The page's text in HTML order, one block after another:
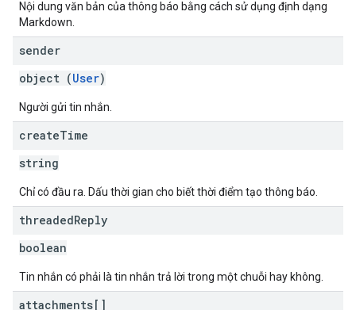
Nội dung văn bản của thông báo bằng cách sử dụng định dạng
Markdown.
sender
object (User)
Người gửi tin nhắn.
createTime
string
Chỉ có đầu ra. Dấu thời gian cho biết thời điểm tạo thông báo.
threadedReply
boolean
Tin nhắn có phải là tin nhắn trả lời trong một chuỗi hay không.
attachments[]